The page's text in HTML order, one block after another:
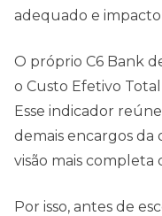
adequado e
O próprio C6 Bank
o Custo Efetivo
Esse indicador
demais encargos
visão mais
Por isso, antes de